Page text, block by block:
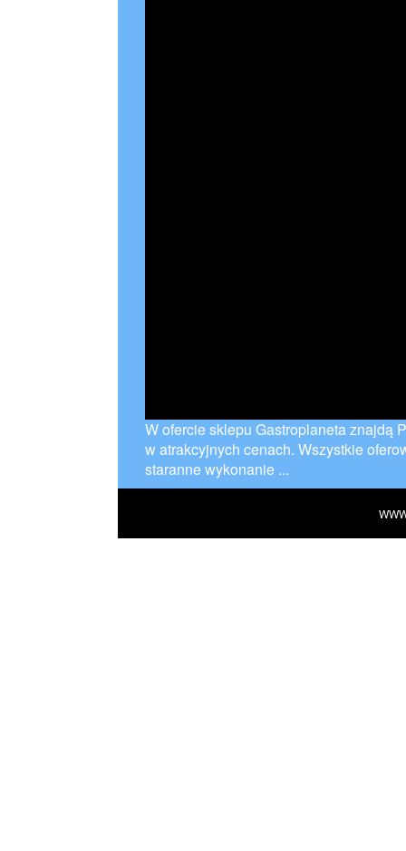
W ofercie sklepu Gastroplaneta znajdą
w atrakcyjnych cenach. Wszystkie
staranne wykonanie ...